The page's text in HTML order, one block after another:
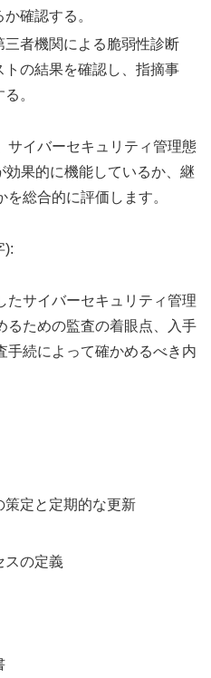
確認する。
者機関による脆弱性診断
の結果を確認し、指摘事
。
サイバーセキュリティ管理態
果的に機能しているか、継
総合的に評価します。
):
たサイバーセキュリティ管理
るための監査の着眼点、入手
手続によって確かめるべき内
策定と定期的な更新
スの定義